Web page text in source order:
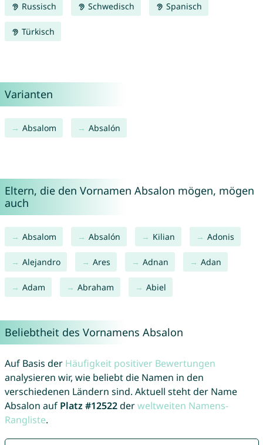
Russisch Schwedisch Spanisch
Türkisch
Varianten
Absalom Absalón
Eltern, die den Vornamen Absalon mögen, mögen
auch
Absalom Absalón Kilian Adonis
Alejandro Ares Adnan Adan
Adam Abraham Abiel
Beliebtheit des Vornamens Absalon
Auf Basis der Häufigkeit positiver Bewertungen
analysieren wir, wie beliebt die Namen in den
verschiedenen Ländern sind. Aktuell steht der Name
Absalon auf Platz #12522derweltweiten Namens-
Rangliste.